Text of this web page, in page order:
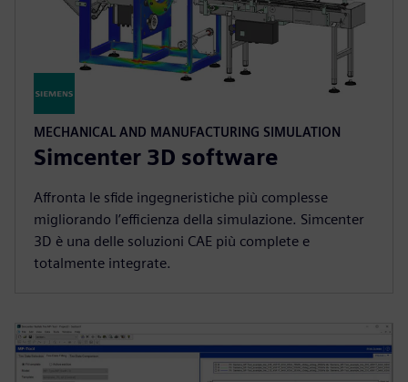
MECHANICAL AND MANUFACTURING SIMULATION
Simcenter 3D software
Affronta le sfide ingegneristiche più complesse
migliorando l’efficienza della simulazione. Simcenter
3D è una delle soluzioni CAE più complete e
totalmente integrate.